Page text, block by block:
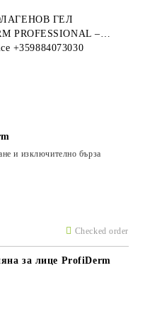
ГЕЛ
PROFESSIONAL –
ЗА ДЪЛБОКА
+359884073030
Checked order
и изключително бърза
за лице ProfiDerm